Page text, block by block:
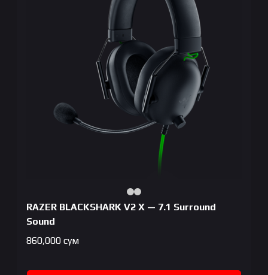
RAZER BLACKSHARK V2 X — 7.1 Surround
Sound
860,000 сум